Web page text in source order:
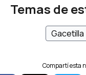
Temas de
Gacetilla
Compartí esta